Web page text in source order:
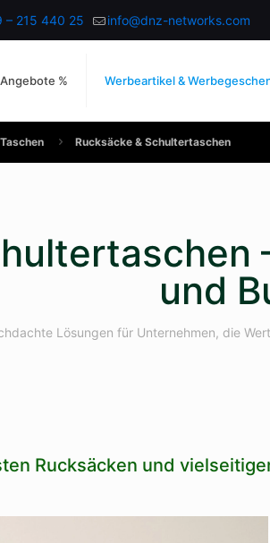
– 215 440 25 info@dnz-networks.com
% Werbeartikel &
Taschen Rucksäcke & Schultertaschen
und
Lösungen für Unternehmen, die
Rucksäcken und